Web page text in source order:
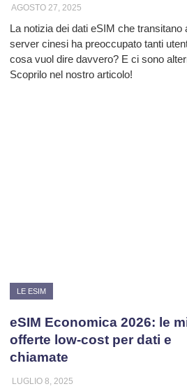
AGOSTO 27, 2025
La notizia dei dati eSIM che transitano
server cinesi ha preoccupato tanti
cosa vuol dire davvero? E ci sono
Scoprilo nel nostro articolo!
LE ESIM
eSIM Economica 2026: le
offerte low-cost per dati e
chiamate
LUGLIO 8, 2025